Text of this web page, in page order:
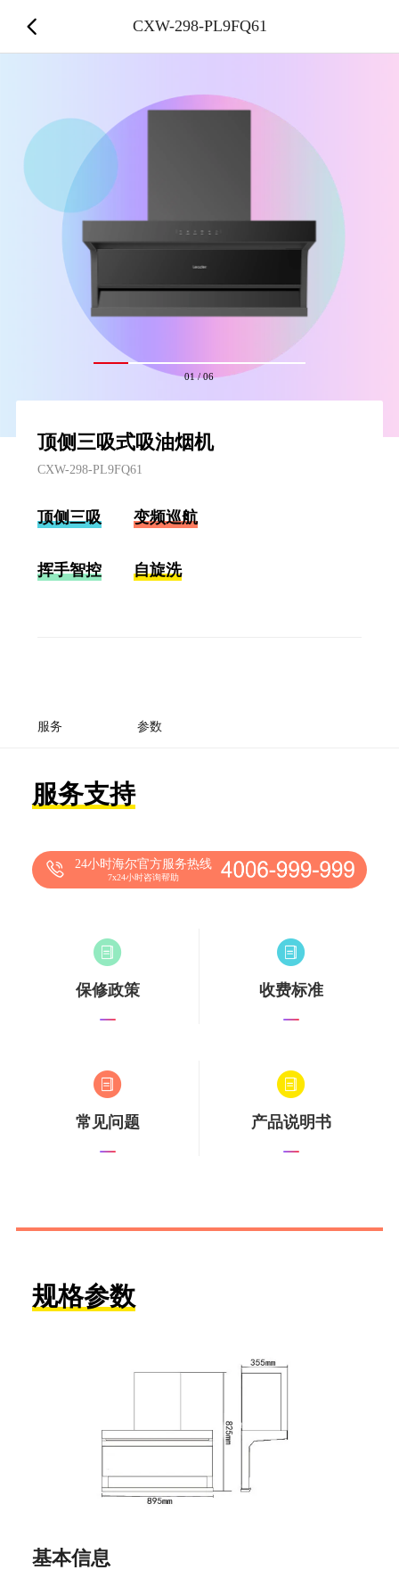
01/06
顶侧三吸式吸油烟机
CXW-298-PL9FQ61
顶侧三吸 变频巡航
挥手智控 自旋洗
服务 参数
服务支持
24小时海尔官方服务热线
7x24小时咨询帮助
保修政策 收费标准
常见问题 产品说明书
规格参数
基本信息
CXW-298-PL9FQ61